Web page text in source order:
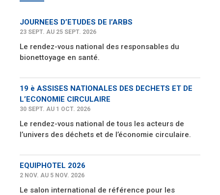
JOURNEES D’ETUDES DE l’ARBS
23 SEPT. AU 25 SEPT. 2026
Le rendez-vous national des responsables du
bionettoyage en santé.
19 è ASSISES NATIONALES DES DECHETS ET DE
L’ECONOMIE CIRCULAIRE
30 SEPT. AU 1 OCT. 2026
Le rendez-vous national de tous les acteurs de
l’univers des déchets et de l’économie circulaire.
EQUIPHOTEL 2026
2 NOV. AU 5 NOV. 2026
Le salon international de référence pour les